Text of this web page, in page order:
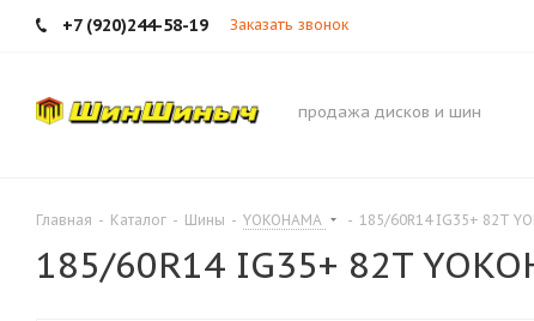
+7 (920)244-58-19 Заказать звонок
продажа дисков и шин
Главная - Каталог - Шины - YOKOHAMA - 185/60R14 IG35+ 82T
185/60R14 IG35+ 82T